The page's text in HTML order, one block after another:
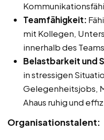
Teamfähigkeit:
mit Kollegen,
innerhalb des
Belastbarkeit und
in stressigen
Gelegenheitsjobs,
Ahaus ruhig und
Organisationstalent: